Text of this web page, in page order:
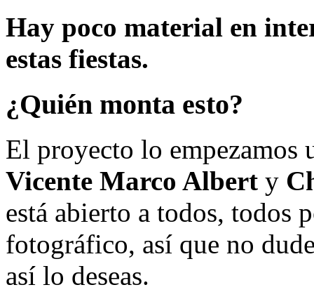
Hay poco material en
estas fiestas.
¿Quién monta esto?
El proyecto lo empezamos
Vicente Marco Albert y
está abierto a todos, todos
fotográfico, así que no
así lo deseas.